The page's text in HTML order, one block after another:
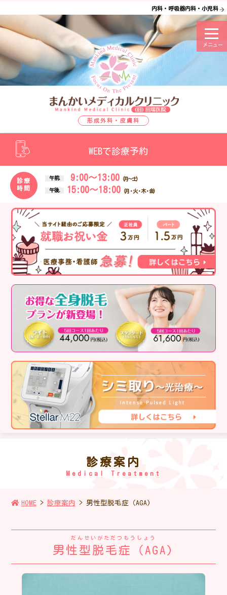
内科・呼吸器内科・小児科
形成外科・皮膚科
WEBで診療予約
診療
時間
午前. 9:00～13:00 （月～土）
午後. 15:00～18:00 （月・火・木・金）
診療案内
Medical Treatment
HOME 診療案内 男性型脱毛症（AGA)
だんせいがただつもうしょう
男性型脱毛症（AGA)